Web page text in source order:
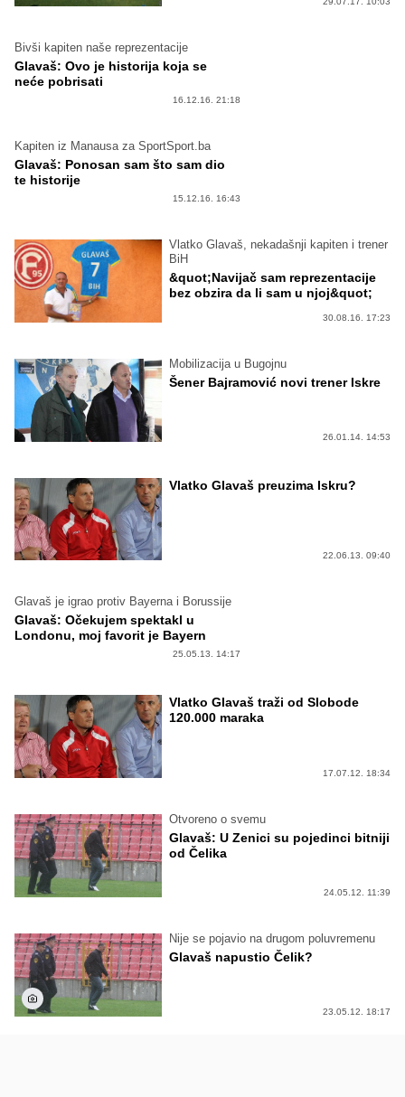
Bivši kapiten naše reprezentacije
Glavaš: Ovo je historija koja se
neće pobrisati
16.12.16. 21:18
Kapiten iz Manausa za SportSport.ba
Glavaš: Ponosan sam što sam dio
te historije
15.12.16. 16:43
Vlatko Glavaš, nekadašnji kapiten i trener
BiH
&quot;Navijač sam reprezentacije
bez obzira da li sam u njoj&quot;
30.08.16. 17:23
Mobilizacija u Bugojnu
Šener Bajramović novi trener Iskre
26.01.14. 14:53
Vlatko Glavaš preuzima Iskru?
22.06.13. 09:40
Glavaš je igrao protiv Bayerna i Borussije
Glavaš: Očekujem spektakl u
Londonu, moj favorit je Bayern
25.05.13. 14:17
Vlatko Glavaš traži od Slobode
120.000 maraka
17.07.12. 18:34
Otvoreno o svemu
Glavaš: U Zenici su pojedinci bitniji
od Čelika
24.05.12. 11:39
Nije se pojavio na drugom poluvremenu
Glavaš napustio Čelik?
23.05.12. 18:17